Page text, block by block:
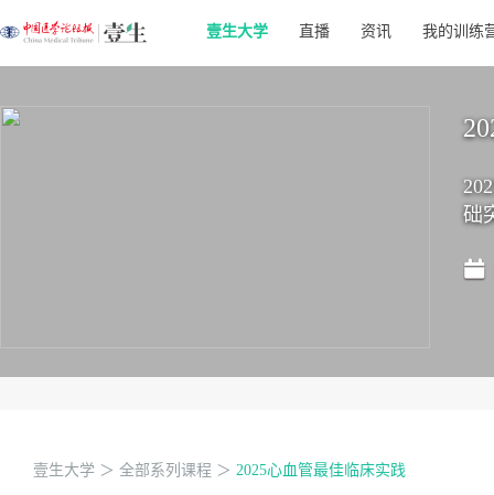
壹生大学 直播 资讯 我的训练
础
壹生大学 ＞ 全部系列课程 ＞ 2025心血管最佳临床实践